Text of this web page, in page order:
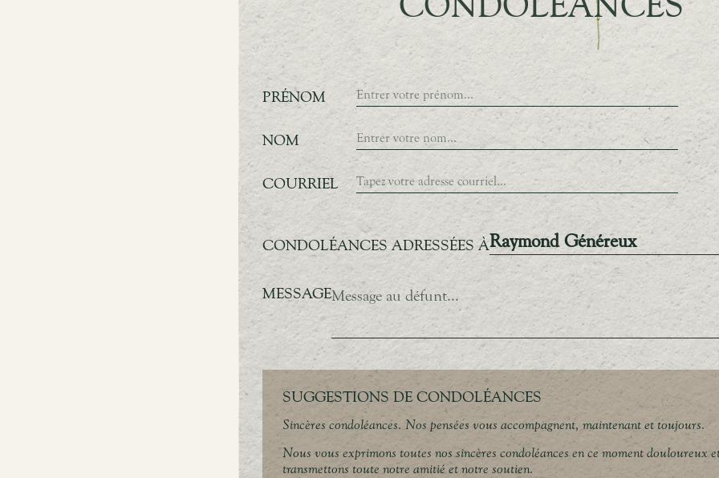
CONDOLÉANCES
PRÉNOM
NOM
COURRIEL
CONDOLÉANCES ADRESSÉES ÀRaymond Généreux
MESSAGE
SUGGESTIONS DE CONDOLÉANCES
Sincères condoléances. Nos pensées vous accompagnent, maintenant et toujours.
Nous vous exprimons toutes nos sincères condoléances en ce moment douloureux
transmettons toute notre amitié et notre soutien.